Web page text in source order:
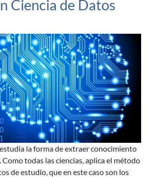
Ciencia de Datos
la forma de extraer conocimiento
todas las ciencias, aplica el método
de estudio, que en este caso son los